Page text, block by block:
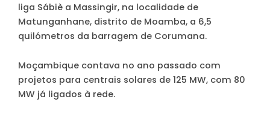
liga Sábiè a Massingir, na localidade de
Matunganhane, distrito de Moamba, a 6,5
quilómetros da barragem de Corumana.
Moçambique contava no ano passado com
projetos para centrais solares de 125 MW, com 80
MW já ligados à rede.